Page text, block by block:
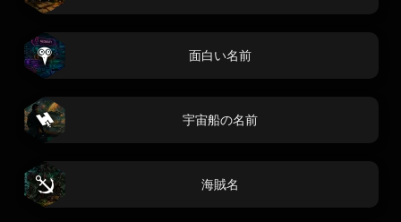
面白い名前
宇宙船の名前
海賊名